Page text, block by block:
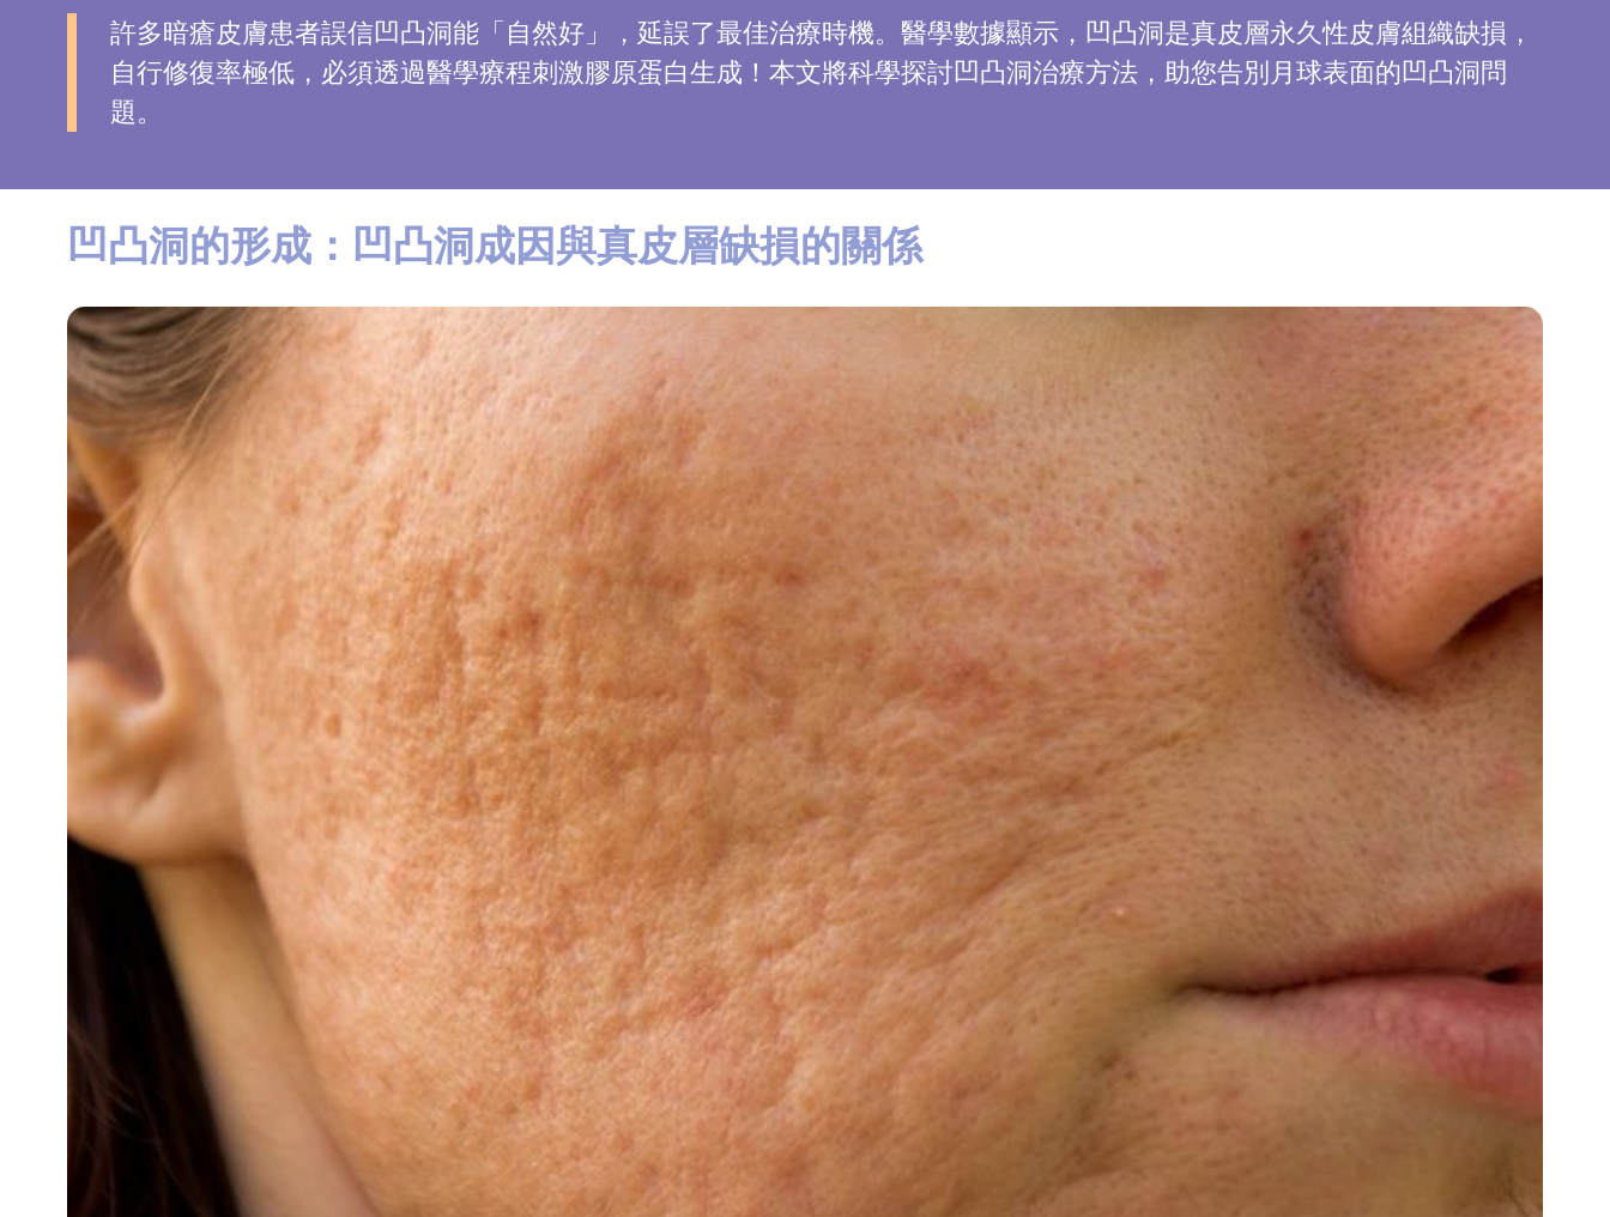
髮
印
知
識
瘦
面
方
法
解
決
肥
全
除
虎
許多暗瘡皮膚患者誤信凹凸洞能「自然好」，延誤了最佳治療時機。醫學數據顯示，凹凸洞是真皮層永久性皮膚組織缺損，
自行修復率極低，必須透過醫學療程刺激膠原蛋白生成！本文將科學探討凹凸洞治療方法，助您告別月球表面的凹凸洞問
題。
凹凸洞的形成：凹凸洞成因與真皮層缺損的關係